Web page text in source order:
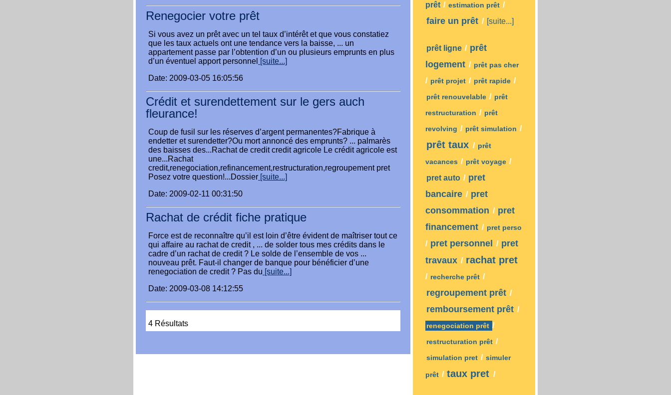
Renegocier votre prêt
Si vous avez un prêt avec un tel taux d’intérêt et que vous constatiez
que les taux actuels ont une tendance vers la baisse, ... un
appartement passe par l’obtention d’un ou plusieurs emprunts en plus
d’un éventuel apport personnel [suite...]
Date: 2009-03-05 16:05:56
Crédit et surendettement sur le gers auch
fleurance!
Coup de fusil sur les réserves d’argent permanentes?Fabrique à
endetter et surendetter?Ou mort annoncé des emprunts? ... palmarès
des baisses des...Rachat de credit credit agricole Le crédit agricole est
une...Rachat
credit,renegociation,refinancement,restructuration,regroupement pret
Posez votre question!...Dossier [suite...]
Date: 2009-02-11 00:31:50
Rachat de crédit fiche pratique
Force est de reconnaître qu’il est loin d’être évident de maîtriser tout ce
qui affaire au rachat de credit , ... de solder tous mes crédits dans le
cadre d’un rachat de credit ? Le solde de l’ensemble de vos ...
nouveau prêt. Faut-il changer de banque pour bénéficier d’une
renegociation de credit ? Pas du [suite...]
Date: 2009-03-08 14:12:55
4 Résultats
prêt / estimation prêt /
faire un prêt / [suite...]
prêt ligne / prêt
logement / prêt pas cher
/ prêt projet / prêt rapide /
prêt renouvelable / prêt
restructuration / prêt
revolving / prêt simulation /
prêt taux / prêt
vacances / prêt voyage /
pret auto / pret
bancaire / pret
consommation / pret
financement / pret perso
/ pret personnel / pret
travaux / rachat pret
/ recherche prêt /
regroupement prêt /
remboursement prêt /
renegociation prêt /
restructuration prêt /
simulation pret / simuler
prêt / taux pret /